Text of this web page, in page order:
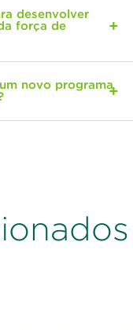
desenvolver
força de
novo programa